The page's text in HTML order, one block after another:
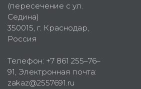
(пересечение с ул.
Седина)
350015 , г. Краснодар,
Россия
Телефон: +7 861 255–76–
91 , Электронная почта:
zakaz@2557691.ru